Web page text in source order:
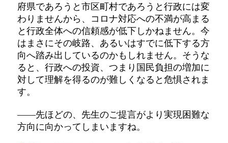
府県であろうと市区町村であろうと行政には変
わりませんから、コロナ対応への不満が高まる
と行政全体への信頼感が低下しかねません。今
はまさにその岐路、あるいはすでに低下する方
向へ踏み出しているのかもしれません。そうな
ると、行政への投資、つまり国民負担の増加に
対して理解を得るのが難しくなると危惧されま
す。
――先ほどの、先生のご提言がより実現困難な
方向に向かってしまいますね。